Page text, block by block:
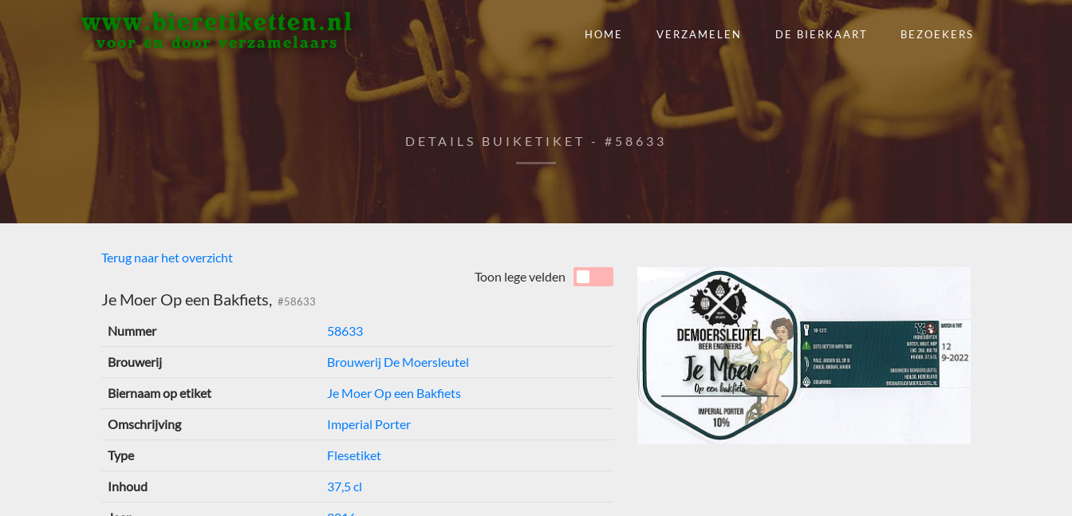
www.bieretiketten.nl
voor én door verzamelaars
HOME VERZAMELEN DE BIERKAART BEZOEKERS
DETAILS BUIKETIKET - #58633
Terug naar het overzicht
Je Moer Op een Bakfiets, #58633
Toon lege velden
Nummer 58633
Brouwerij Brouwerij De Moersleutel
Biernaam op etiket Je Moer Op een Bakfiets
Omschrijving Imperial Porter
Type Flesetiket
Inhoud 37,5 cl